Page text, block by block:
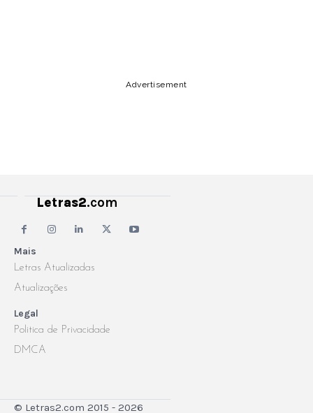
Advertisement
Mais
Letras Atualizadas
Atualizações
Legal
Politica de Privacidade
DMCA
Letras2.com
© Letras2.com 2015 - 2026